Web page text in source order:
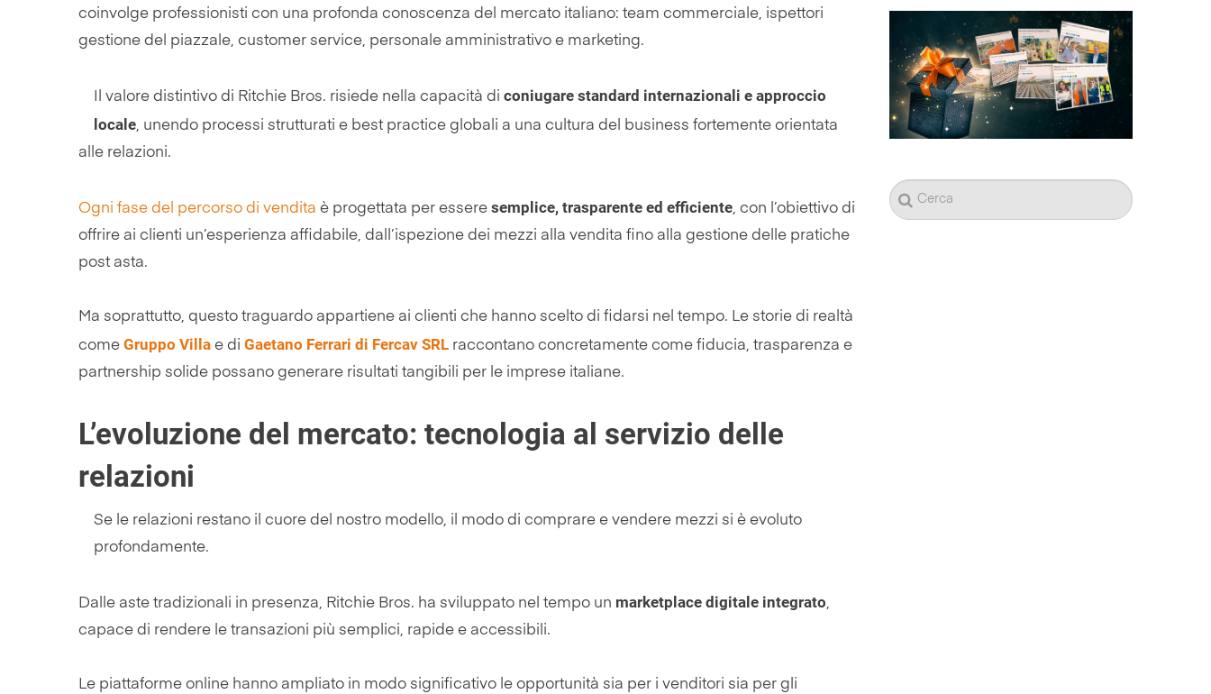
coinvolge professionisti con una profonda conoscenza del mercato italiano: team commerciale, ispettori
gestione del piazzale, customer service, personale amministrativo e marketing.
Il valore distintivo di Ritchie Bros. risiede nella capacità di coniugare standard internazionali e approccio
locale, unendo processi strutturati e best practice globali a una cultura del business fortemente orientata
alle relazioni.
Ogni fase del percorso di vendita è progettata per essere semplice, trasparente ed efficiente, con l’obiettivo di
offrire ai clienti un’esperienza affidabile, dall’ispezione dei mezzi alla vendita fino alla gestione delle pratiche
post asta.
Ma soprattutto, questo traguardo appartiene ai clienti che hanno scelto di fidarsi nel tempo. Le storie di realtà
come Gruppo Villa e di Gaetano Ferrari di Fercav SRL raccontano concretamente come fiducia, trasparenza e
partnership solide possano generare risultati tangibili per le imprese italiane.
L’evoluzione del mercato: tecnologia al servizio delle
relazioni
Se le relazioni restano il cuore del nostro modello, il modo di comprare e vendere mezzi si è evoluto
profondamente.
Dalle aste tradizionali in presenza, Ritchie Bros. ha sviluppato nel tempo un marketplace digitale integrato,
capace di rendere le transazioni più semplici, rapide e accessibili.
Le piattaforme online hanno ampliato in modo significativo le opportunità sia per i venditori sia per gli